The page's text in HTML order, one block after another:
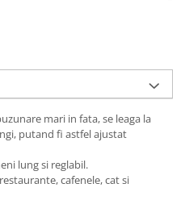
mari in fata, se leaga la
putand fi astfel ajustat
lung si reglabil.
cafenele, cat si